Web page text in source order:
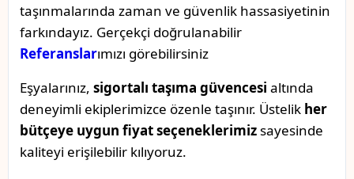
taşınmalarında zaman ve güvenlik hassasiyetinin
farkındayız. Gerçekçi doğrulanabilir
Referanslarımızı görebilirsiniz
Eşyalarınız, sigortalı taşıma güvencesi altında
deneyimli ekiplerimizce özenle taşınır. Üstelik her
bütçeye uygun fiyat seçeneklerimizsayesinde
kaliteyi erişilebilir kılıyoruz.